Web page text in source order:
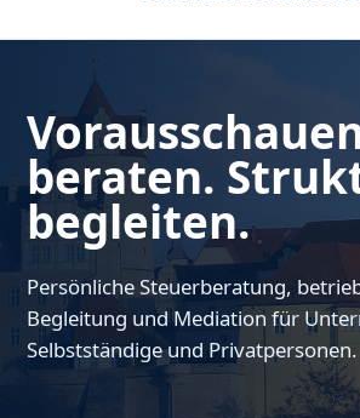
beraten.
begleiten.
Persönliche Steuerberatung,
Begleitung und Mediation für
Selbstständige und Privatpersonen.